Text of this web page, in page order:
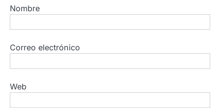
Nombre
Correo electrónico
Web